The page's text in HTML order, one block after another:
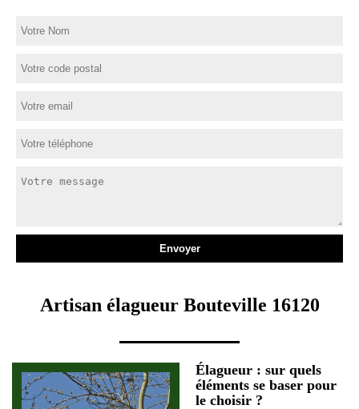
Artisan élagueur Bouteville 16120
Élagueur : sur quels
éléments se baser pour
le choisir ?